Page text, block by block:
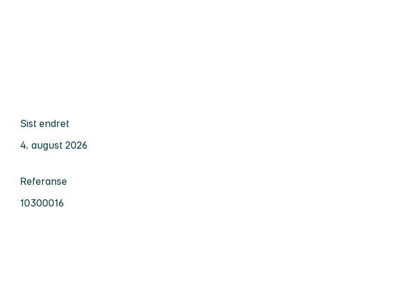
Sist endret
4. august 2026
Referanse
10300016